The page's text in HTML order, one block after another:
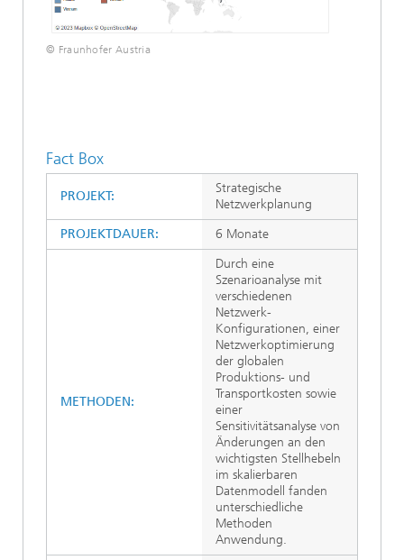
© Fraunhofer Austria
Fact Box
PROJEKT:
Strategische
Netzwerkplanung
PROJEKTDAUER:
6 Monate
METHODEN:
Durch eine
Szenarioanalyse mit
verschiedenen
Netzwerk-
Konfigurationen, einer
Netzwerkoptimierung
der globalen
Produktions- und
Transportkosten sowie
einer
Sensitivitätsanalyse von
Änderungen an den
wichtigsten Stellhebeln
im skalierbaren
Datenmodell fanden
unterschiedliche
Methoden
Anwendung.